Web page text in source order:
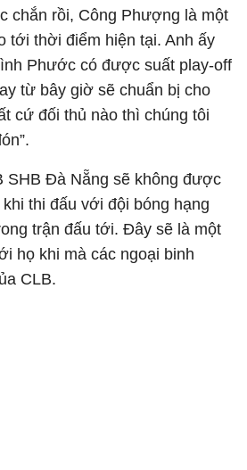
chắn rồi, Công Phượng là một
tới thời điểm hiện tại. Anh ấy
Phước có được suất play-off
từ bây giờ sẽ chuẩn bị cho
cứ đối thủ nào thì chúng tôi
SHB Đà Nẵng sẽ không được
thi đấu với đội bóng hạng
trận đấu tới. Đây sẽ là một
họ khi mà các ngoại binh
CLB.